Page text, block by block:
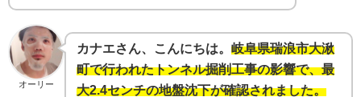
オーリー
カナエさん、こんにちは。 岐阜県瑞浪市大湫
町で行われたトンネル掘削工事の影響で、最
大2.4センチの地盤沈下が確認されました。